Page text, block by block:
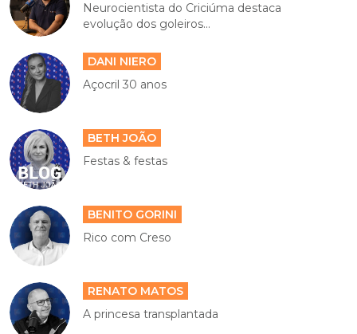
Neurocientista do Criciúma destaca
evolução dos goleiros...
DANI NIERO
Açocril 30 anos
BETH JOÃO
Festas & festas
BENITO GORINI
Rico com Creso
RENATO MATOS
A princesa transplantada